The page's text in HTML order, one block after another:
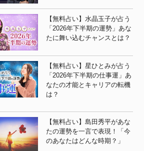
【無料占い】水晶玉子が占う
「2026年下半期の運勢」あな
たに舞い込むチャンスとは？
【無料占い】星ひとみが占う
「2026年下半期の仕事運」あ
なたの才能とキャリアの転機
は？
【無料占い】島田秀平があな
たの運勢を一言で表現！「今
のあなたはどんな時期？」